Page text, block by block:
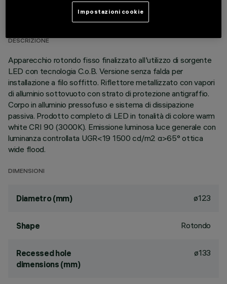
ULTIMO AGGIORNAMENTO: 01/08/2026
DESCRIZIONE
Apparecchio rotondo fisso finalizzato all'utilizzo di sorgente
LED con tecnologia C.o.B. Versione senza falda per
installazione a filo soffitto. Riflettore metallizzato con vapori
di alluminio sottovuoto con strato di protezione antigraffio.
Corpo in alluminio pressofuso e sistema di dissipazione
passiva. Prodotto completo di LED in tonalità di colore warm
white CRI 90 (3000K). Emissione luminosa luce generale con
luminanza controllata UGR<19 1500 cd/m2 α>65° ottica
wide flood.
DIMENSIONI
Diametro (mm) ø123
Shape Rotondo
Recessed hole
dimensions (mm)
ø133
Impostazioni cookie